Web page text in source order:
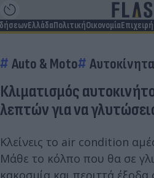
ΕλλάδαΠολιτικήΟικονομία
Auto & Moto Αυτοκίνητα
Κλιματισμός
λεπτών για να
Κλείνεις το air condition
Μάθε το κόλπο που θα σε
κακοσμία και περιττά έξοδα